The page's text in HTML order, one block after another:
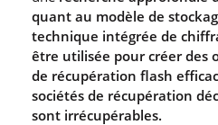
quant au modèle de
technique intégrée de
être utilisée pour créer des
de récupération flash
sociétés de récupération
sont irrécupérables.